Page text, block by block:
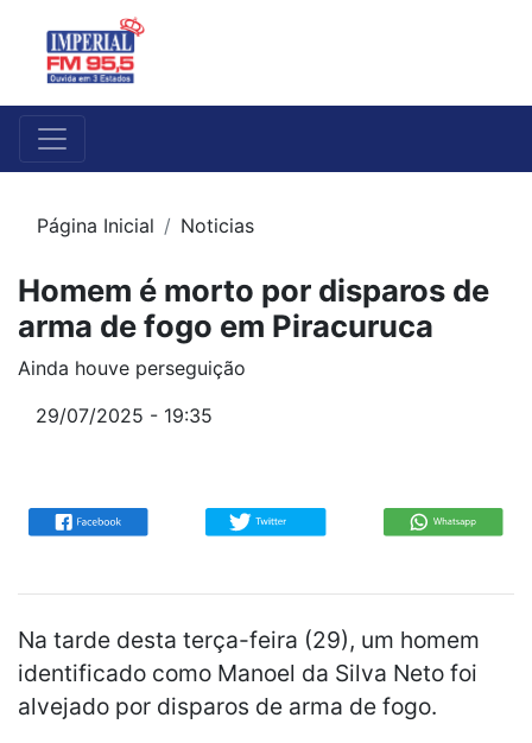
Página Inicial Noticias
Homem é morto por disparos de
arma de fogo em Piracuruca
Ainda houve perseguição
29/07/2025 - 19:35
Na tarde desta terça-feira (29), um homem
identificado como Manoel da Silva Neto foi
alvejado por disparos de arma de fogo.